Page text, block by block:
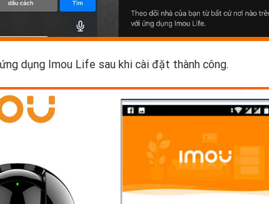
dụng Imou Life sau khi cài đặt thành công.